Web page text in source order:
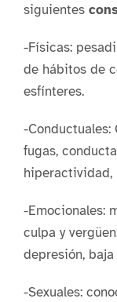
siguientes
-Físicas:
de hábitos de
esfínteres.
-Conductuales:
fugas,
hiperactividad,
-Emocionales:
culpa y
depresión,
-Sexuales: